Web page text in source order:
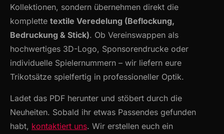
Kollektionen, sondern übernehmen direkt die
komplette textile Veredelung (Beflockung,
Bedruckung & Stick). Ob Vereinswappen als
hochwertiges 3D-Logo, Sponsorendrucke oder
individuelle Spielernummern – wir liefern eure
Trikotsätze spielfertig in professioneller Optik.
Ladet das PDF herunter und stöbert durch die
Neuheiten. Sobald ihr etwas Passendes gefunden
habt, kontaktiert uns. Wir erstellen euch ein